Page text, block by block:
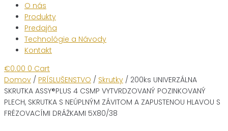
O nás
Produkty
Predajňa
Technológie a Návody
Kontakt
€0.00 0 Cart
Domov / PRÍSLUŠENSTVO / Skrutky / 200ks UNIVERZÁLNA
SKRUTKA ASSY®PLUS 4 CSMP VYTVRDZOVANÝ POZINKOVANÝ
PLECH, SKRUTKA S NEÚPLNÝM ZÁVITOM A ZAPUSTENOU HLAVOU S
FRÉZOVACÍMI DRÁŽKAMI 5X80/38